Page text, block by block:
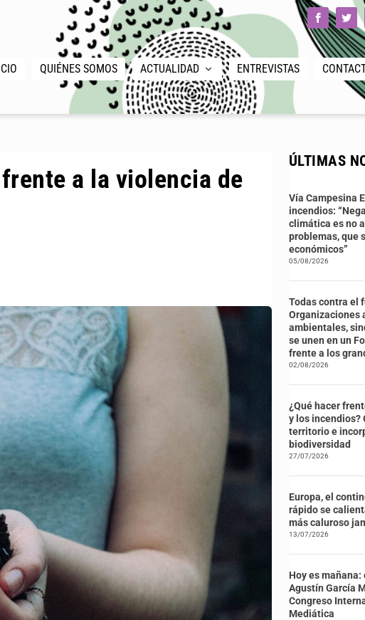
QUIÉNES SOMOS ACTUALIDAD ENTREVISTAS
frente a la violencia de
ÚLTIMAS
Vía Campesina
incendios:
climática es no
problemas, que
económicos”
05/08/2026
Todas contra el
Organizaciones
ambientales,
se unen en un
frente a los
02/08/2026
¿Qué hacer
y los incendios?
territorio e
biodiversidad
27/07/2026
Europa, el
rápido se
más caluroso
13/07/2026
Hoy es
Agustín García
Congreso
Mediática